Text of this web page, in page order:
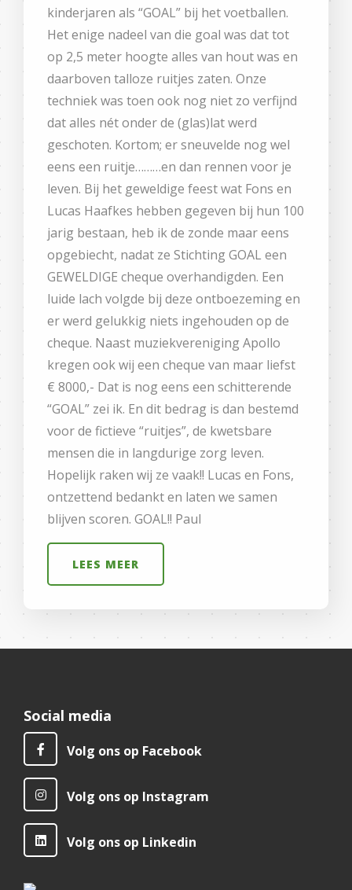
kinderjaren als “GOAL” bij het voetballen.
Het enige nadeel van die goal was dat tot
op 2,5 meter hoogte alles van hout was en
daarboven talloze ruitjes zaten. Onze
techniek was toen ook nog niet zo verfijnd
dat alles nét onder de (glas)lat werd
geschoten. Kortom; er sneuvelde nog wel
eens een ruitje………en dan rennen voor je
leven. Bij het geweldige feest wat Fons en
Lucas Haafkes hebben gegeven bij hun 100
jarig bestaan, heb ik de zonde maar eens
opgebiecht, nadat ze Stichting GOAL een
GEWELDIGE cheque overhandigden. Een
luide lach volgde bij deze ontboezeming en
er werd gelukkig niets ingehouden op de
cheque. Naast muziekvereniging Apollo
kregen ook wij een cheque van maar liefst
€ 8000,- Dat is nog eens een schitterende
“GOAL” zei ik. En dit bedrag is dan bestemd
voor de fictieve “ruitjes”, de kwetsbare
mensen die in langdurige zorg leven.
Hopelijk raken wij ze vaak!! Lucas en Fons,
ontzettend bedankt en laten we samen
blijven scoren. GOAL!! Paul
LEES MEER
Social media
Volg ons op Facebook
Volg ons op Instagram
Volg ons op Linkedin